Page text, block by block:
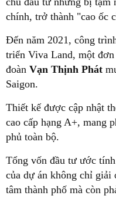
chính, trở thành "cao ốc
Đến năm 2021, công
triển Viva Land, một
đoàn Vạn Thịnh Phát
Saigon.
Thiết kế được cập nhật
cao cấp hạng A+, mang
phủ toàn bộ.
Tổng vốn đầu tư ước
của dự án không chỉ giải
tâm thành phố mà còn